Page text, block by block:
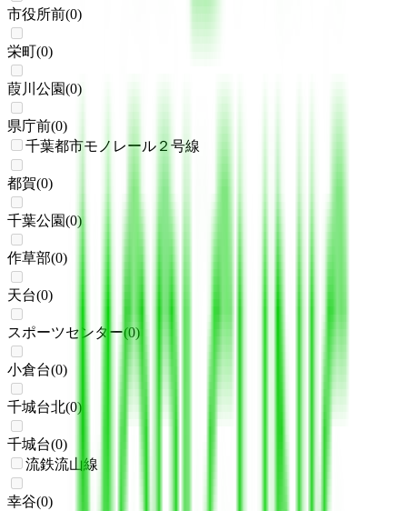
市役所前(0)
栄町(0)
葭川公園(0)
県庁前(0)
千葉都市モノレール２号線
都賀(0)
千葉公園(0)
作草部(0)
天台(0)
スポーツセンター(0)
小倉台(0)
千城台北(0)
千城台(0)
流鉄流山線
幸谷(0)